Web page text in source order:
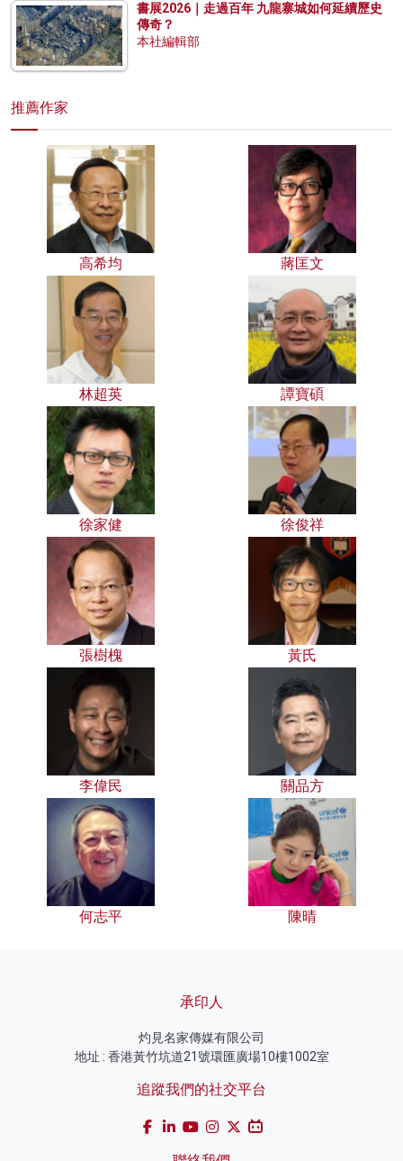
書展2026｜走過百年 九龍寨城如何延續歷史
傳奇？
本社編輯部
推薦作家
高希均 蔣匡文
林超英 譚寶碩
徐家健 徐俊祥
張樹槐 黃氏
李偉民 關品方
何志平 陳晴
承印人
灼見名家傳媒有限公司
地址 : 香港黃竹坑道21號環匯廣場10樓1002室
追蹤我們的社交平台